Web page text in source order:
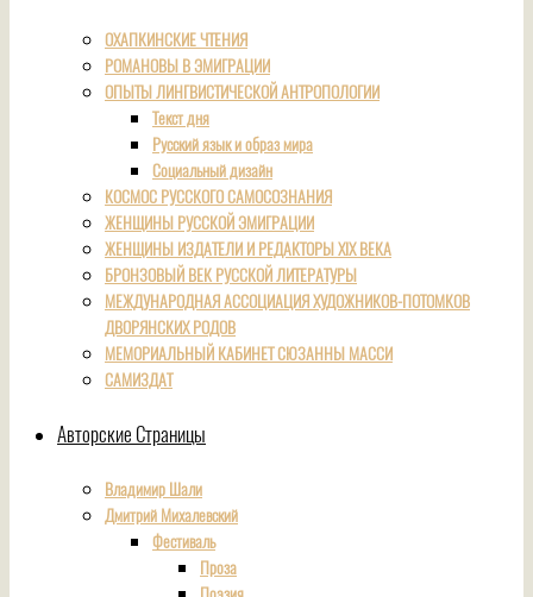
ОХАПКИНСКИЕ ЧТЕНИЯ
РОМАНОВЫ В ЭМИГРАЦИИ
ОПЫТЫ ЛИНГВИСТИЧЕСКОЙ АНТРОПОЛОГИИ
Текст дня
Русский язык и образ мира
Социальный дизайн
КОСМОС РУССКОГО САМОСОЗНАНИЯ
ЖЕНЩИНЫ РУССКОЙ ЭМИГРАЦИИ
ЖЕНЩИНЫ ИЗДАТЕЛИ И РЕДАКТОРЫ XIX ВЕКА
БРОНЗОВЫЙ ВЕК РУССКОЙ ЛИТЕРАТУРЫ
МЕЖДУНАРОДНАЯ АССОЦИАЦИЯ ХУДОЖНИКОВ-ПОТОМКОВ
ДВОРЯНСКИХ РОДОВ
МЕМОРИАЛЬНЫЙ КАБИНЕТ СЮЗАННЫ МАССИ
САМИЗДАТ
Авторские Страницы
Владимир Шали
Дмитрий Михалевский
Фестиваль
Проза